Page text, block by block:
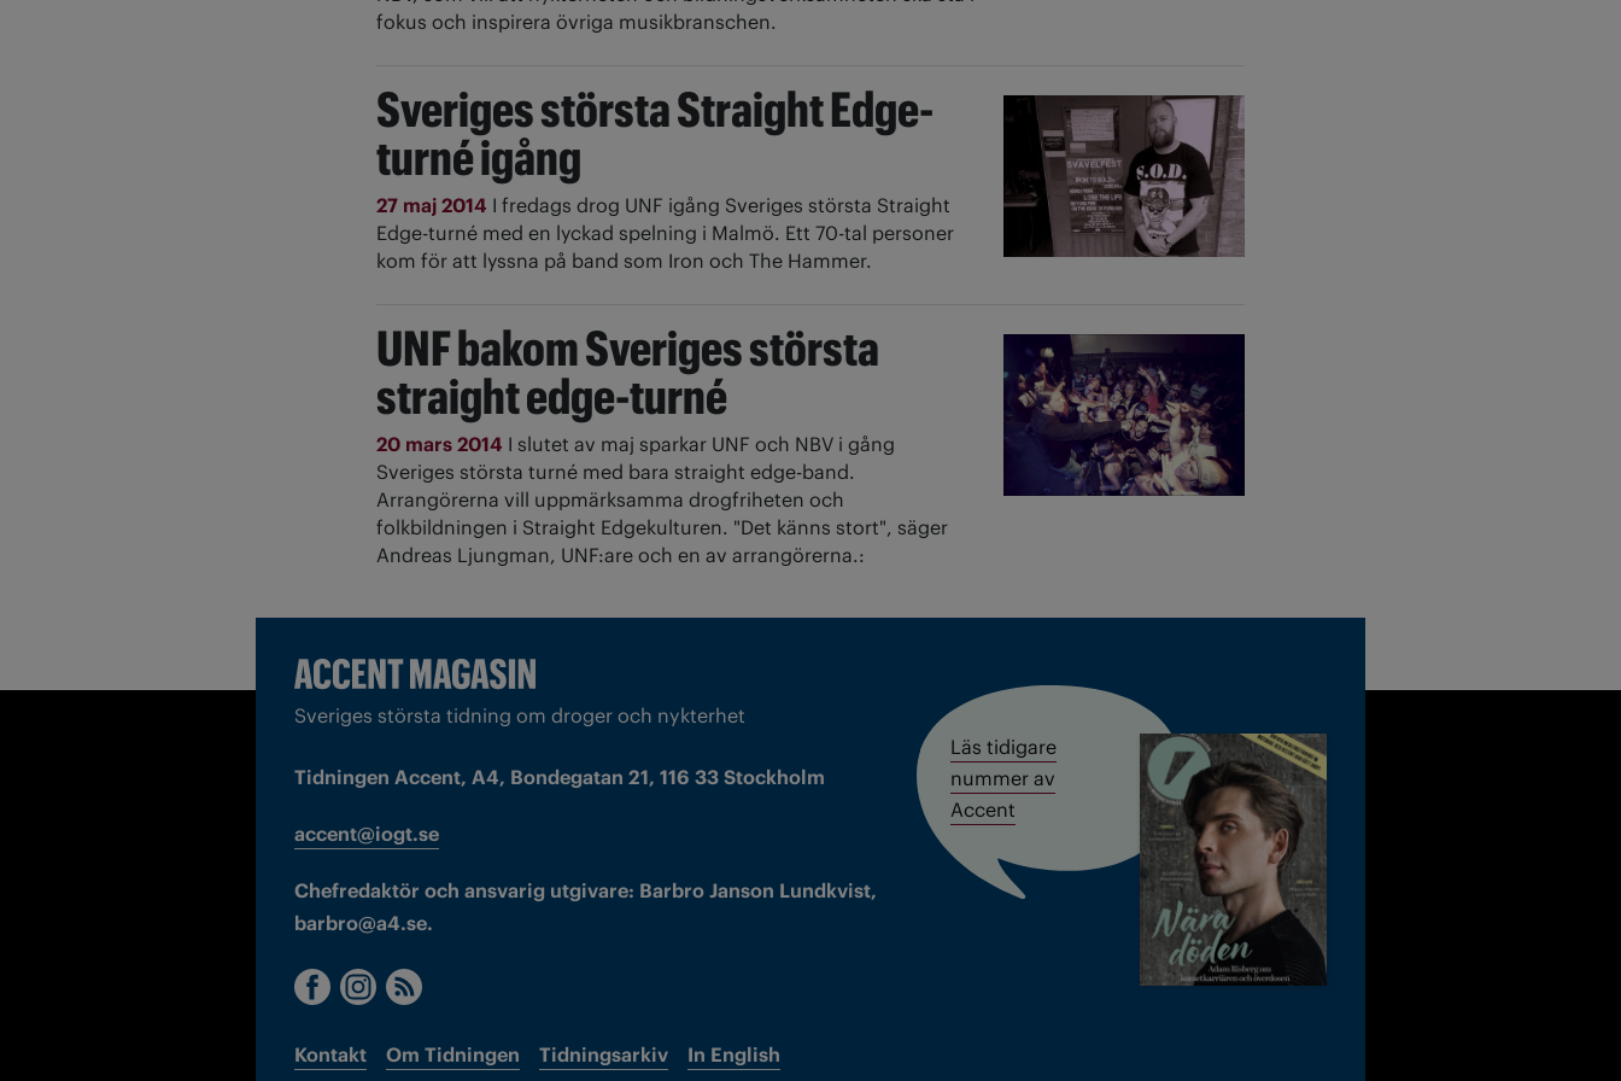
fokus och inspirera övriga musikbranschen.
Sveriges största Straight Edge-
turné igång
27 maj 2014 I fredags drog UNF igång Sveriges största Straight
Edge-turné med en lyckad spelning i Malmö. Ett 70-tal personer
kom för att lyssna på band som Iron och The Hammer.
UNF bakom Sveriges största
straight edge-turné
20 mars 2014 I slutet av maj sparkar UNF och NBV i gång
Sveriges största turné med bara straight edge-band.
Arrangörerna vill uppmärksamma drogfriheten och
folkbildningen i Straight Edgekulturen. "Det känns stort", säger
Andreas Ljungman, UNF:are och en av arrangörerna.:
Sveriges största tidning om droger och nykterhet
Tidningen Accent, A4, Bondegatan 21, 116 33 Stockholm
accent@iogt.se
Chefredaktör och ansvarig utgivare: Barbro Janson Lundkvist,
barbro@a4.se.
Kontakt Om Tidningen Tidningsarkiv In English
Läs tidigare
nummer av
Accent